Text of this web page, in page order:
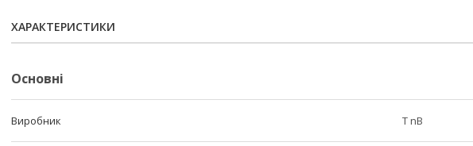
ХАРАКТЕРИСТИКИ
Основні
Виробник T nB